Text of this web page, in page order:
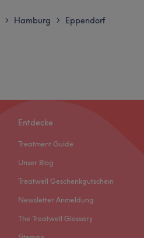
> Hamburg > Eppendorf
Entdecke
Treatment Guide
Unser Blog
Treatwell Geschenkgutschein
Newsletter Anmeldung
The Treatwell Glossary